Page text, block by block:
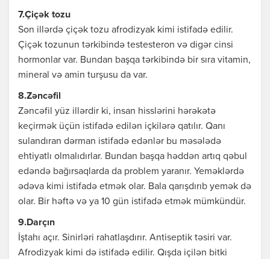
7.Çiçək tozu
Son illərdə çiçək tozu afrodizyak kimi istifadə edilir.
Çiçək tozunun tərkibində testesteron və digər cinsi
hormonlar var. Bundan başqa tərkibində bir sıra vitamin,
mineral və amin turşusu da var.
8.Zəncəfil
Zəncəfil yüz illərdir ki, insan hisslərini hərəkətə
keçirmək üçün istifadə edilən içkilərə qatılır. Qanı
sulandıran dərman istifadə edənlər bu məsələdə
ehtiyatlı olmalıdırlar. Bundan başqa həddən artıq qəbul
edəndə bağırsaqlarda da problem yaranır. Yeməklərdə
ədəva kimi istifadə etmək olar. Bala qarışdırıb yemək də
olar. Bir həftə və ya 10 gün istifadə etmək mümkündür.
9.Darçın
İştahı açır. Sinirləri rahatlaşdırır. Antiseptik təsiri var.
Afrodizyak kimi də istifadə edilir. Qışda içilən bitki